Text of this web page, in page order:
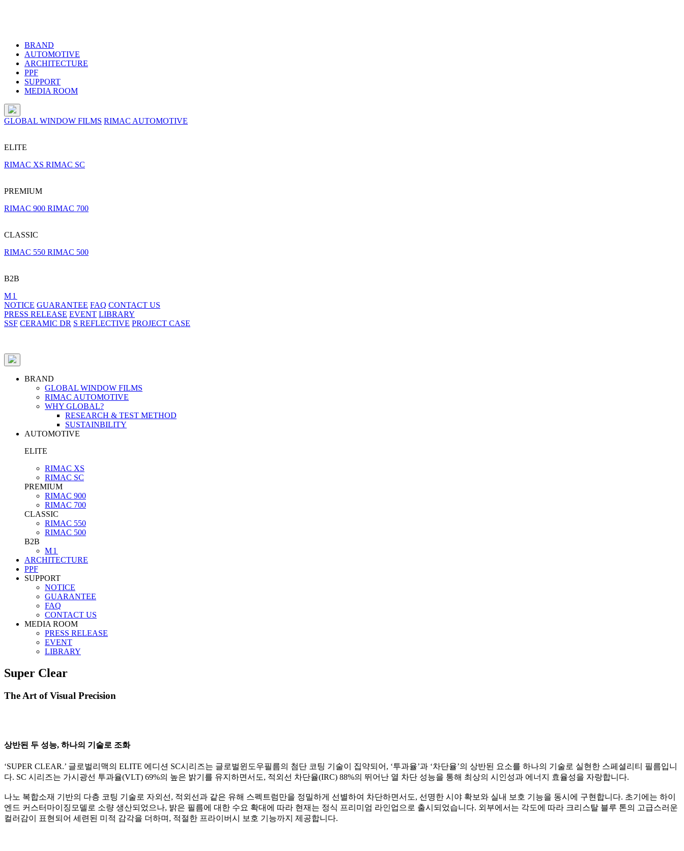
BRAND
AUTOMOTIVE
ARCHITECTURE
PPF
SUPPORT
MEDIA ROOM
GLOBAL WINDOW FILMS RIMAC AUTOMOTIVE
ELITE
RIMAC XS RIMAC SC
PREMIUM
RIMAC 900 RIMAC 700
CLASSIC
RIMAC 550 RIMAC 500
B2B
M1
NOTICE GUARANTEE FAQ CONTACT US
PRESS RELEASE EVENT LIBRARY
SSF CERAMIC DR S REFLECTIVE PROJECT CASE
BRAND
GLOBAL WINDOW FILMS
RIMAC AUTOMOTIVE
WHY GLOBAL?
RESEARCH & TEST METHOD
SUSTAINBILITY
AUTOMOTIVE
ELITE
RIMAC XS
RIMAC SC
PREMIUM
RIMAC 900
RIMAC 700
CLASSIC
RIMAC 550
RIMAC 500
B2B
M1
ARCHITECTURE
PPF
SUPPORT
NOTICE
GUARANTEE
FAQ
CONTACT US
MEDIA ROOM
PRESS RELEASE
EVENT
LIBRARY
Super Clear
The Art of Visual Precision
상반된 두 성능, 하나의 기술로 조화
‘SUPER CLEAR.’ 글로벌리맥의 ELITE 에디션 SC시리즈는 글로벌윈도우필름의 첨단 코팅 기술이 집약되어, ‘투과율’과 ‘차단율’의 상반된 요소를 하나의 기술로 실현한 스페셜리티 필름입니
다. SC 시리즈는 가시광선 투과율(VLT) 69%의 높은 밝기를 유지하면서도, 적외선 차단율(IRC) 88%의 뛰어난 열 차단 성능을 통해 최상의 시인성과 에너지 효율성을 자랑합니다.
나노 복합소재 기반의 다층 코팅 기술로 자외선, 적외선과 같은 유해 스펙트럼만을 정밀하게 선별하여 차단하면서도, 선명한 시야 확보와 실내 보호 기능을 동시에 구현합니다. 초기에는 하이
엔드 커스터마이징모델로 소량 생산되었으나, 밝은 필름에 대한 수요 확대에 따라 현재는 정식 프리미엄 라인업으로 출시되었습니다. 외부에서는 각도에 따라 크리스탈 블루 톤의 고급스러운
컬러감이 표현되어 세련된 미적 감각을 더하며, 적절한 프라이버시 보호 기능까지 제공합니다.